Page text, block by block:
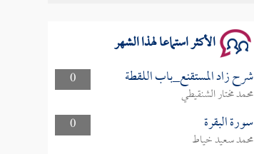
الأكثر استماعا لهذا الشهر
0 شرح زاد المستقنع_باب اللقطة
محمد مختار الشنقيطي
0
سورة البقرة
محمد سعيد خياط